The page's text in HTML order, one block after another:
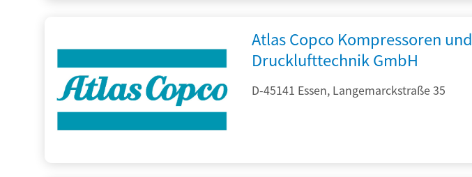
Atlas Copco Kompressoren und
Drucklufttechnik GmbH
D-45141 Essen, Langemarckstraße 35